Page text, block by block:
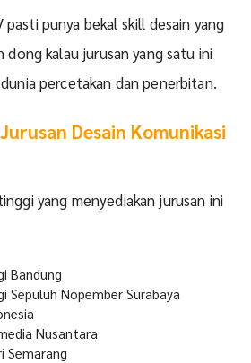
pasti punya bekal skill desain yang
dong kalau jurusan yang satu ini
percetakan dan penerbitan.
Desain Komunikasi
yang menyediakan jurusan ini
Bandung
Nopember Surabaya
Nusantara
Semarang